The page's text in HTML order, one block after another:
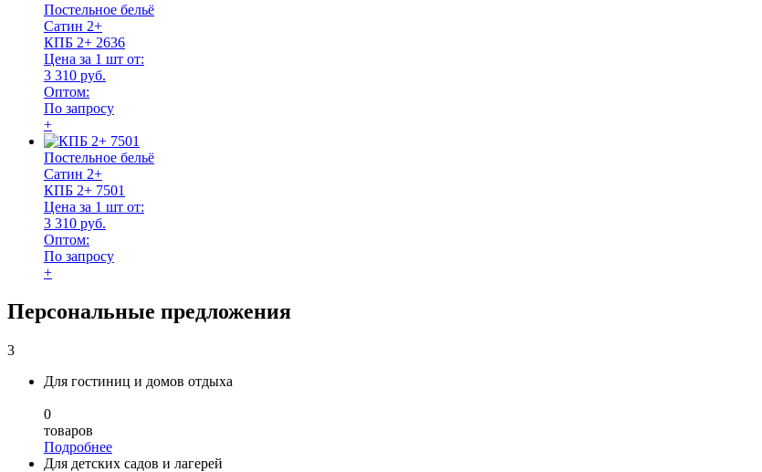
Постельное бельё
Сатин 2+
КПБ 2+ 2636
Цена за 1 шт от:
3 310 руб.
Оптом:
По запросу
+
Постельное бельё
Сатин 2+
КПБ 2+ 7501
Цена за 1 шт от:
3 310 руб.
Оптом:
По запросу
+
Персональные предложения
3
Для гостиниц и домов отдыха
0
товаров
Подробнее
Для детских садов и лагерей